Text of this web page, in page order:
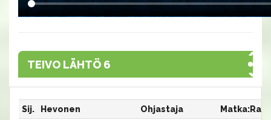
TEIVO LÄHTÖ 6
Sij. Hevonen Ohjastaja
Matka:Rata